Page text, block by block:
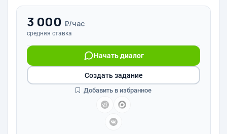
3 000 ₽/час
средняя ставка
Начать диалог
Создать задание
Добавить в избранное